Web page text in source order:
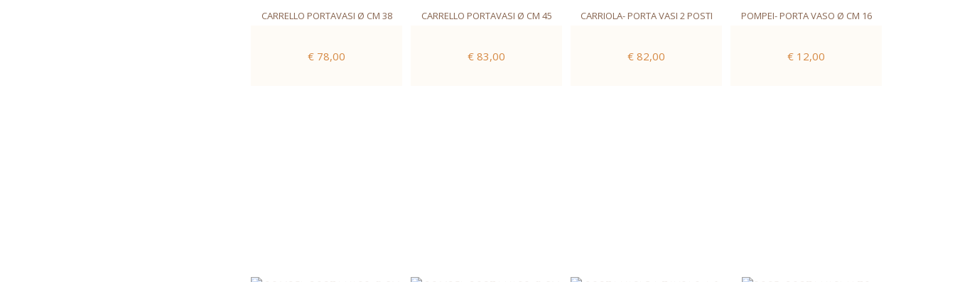
CARRELLO PORTAVASI Ø CM 38
€ 78,00
CARRELLO PORTAVASI Ø CM 45
€ 83,00
CARRIOLA- PORTA VASI 2 POSTI
€ 82,00
POMPEI- PORTA VASO Ø CM 16
€ 12,00